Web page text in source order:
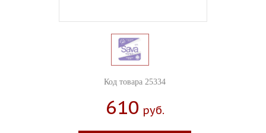
Код товара 25334
610 Руб.